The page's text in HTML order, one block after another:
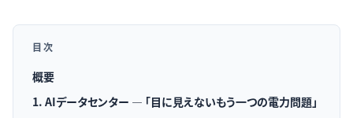
目次
概要
1. AIデータセンター — 「目に見えないもう一つの電力問題」